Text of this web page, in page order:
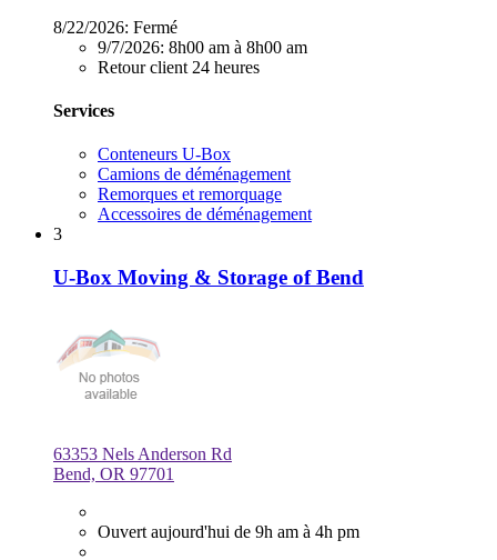
8/22/2026: Fermé
9/7/2026: 8h00 am à 8h00 am
Retour client 24 heures
Services
Conteneurs U-Box
Camions de déménagement
Remorques et remorquage
Accessoires de déménagement
3
U-Box Moving & Storage of Bend
63353 Nels Anderson Rd
Bend, OR 97701
Ouvert aujourd'hui de 9h am à 4h pm